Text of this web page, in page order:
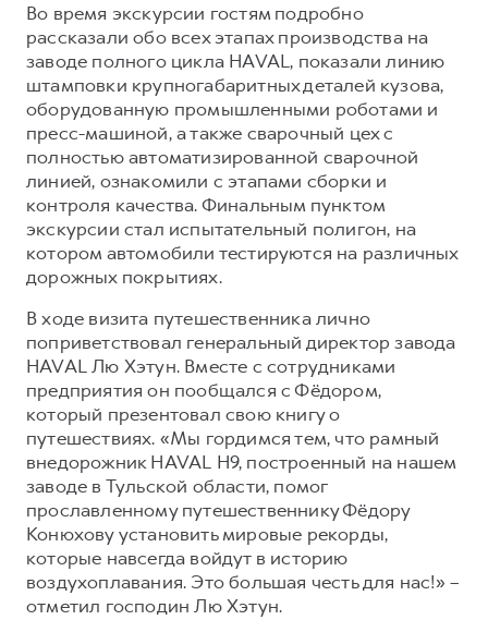
Во время экскурсии гостям подробно
рассказали обо всех этапах производства на
заводе полного цикла HAVAL, показали линию
штамповки крупногабаритных деталей кузова,
оборудованную промышленными роботами и
пресс-машиной, а также сварочный цех с
полностью автоматизированной сварочной
линией, ознакомили с этапами сборки и
контроля качества. Финальным пунктом
экскурсии стал испытательный полигон, на
котором автомобили тестируются на различных
дорожных покрытиях.
В ходе визита путешественника лично
поприветствовал генеральный директор завода
HAVAL Лю Хэтун. Вместе с сотрудниками
предприятия он пообщался с Фёдором,
который презентовал свою книгу о
путешествиях. «Мы гордимся тем, что рамный
внедорожник HAVAL H9, построенный на нашем
заводе в Тульской области, помог
прославленному путешественнику Фёдору
Конюхову установить мировые рекорды,
которые навсегда войдут в историю
воздухоплавания. Это большая честь для нас!» –
отметил господин Лю Хэтун.